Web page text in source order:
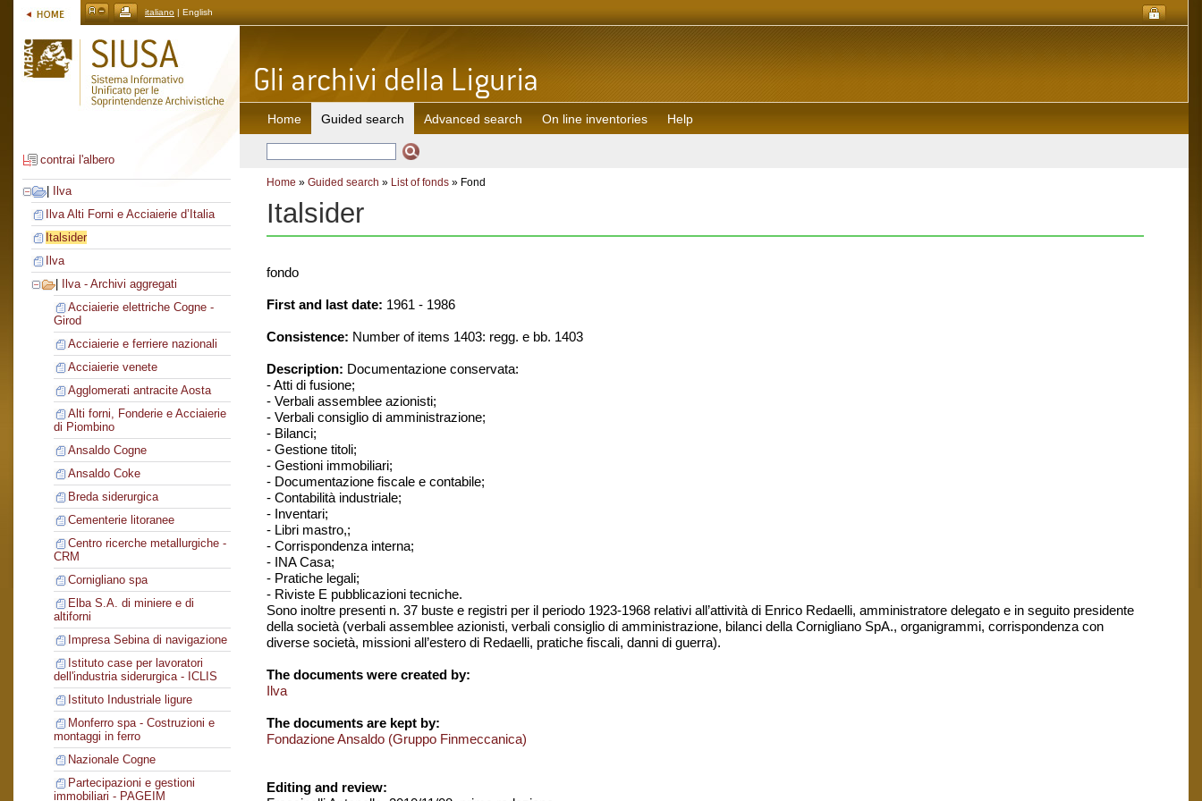
italiano | English
contrai l'albero
Ilva
Ilva Alti Forni e Acciaierie d’Italia
Italsider
Ilva
Ilva - Archivi aggregati
Acciaierie elettriche Cogne -
Girod
Acciaierie e ferriere nazionali
Acciaierie venete
Agglomerati antracite Aosta
Alti forni, Fonderie e Acciaierie
di Piombino
Ansaldo Cogne
Ansaldo Coke
Breda siderurgica
Cementerie litoranee
Centro ricerche metallurgiche -
CRM
Cornigliano spa
Elba S.A. di miniere e di
altiforni
Impresa Sebina di navigazione
Istituto case per lavoratori
dell'industria siderurgica - ICLIS
Istituto Industriale ligure
Monferro spa - Costruzioni e
montaggi in ferro
Nazionale Cogne
Partecipazioni e gestioni
immobiliari - PAGEIM
Home Guided search Advanced search On line inventories Help
Home » Guided search » List of fonds » Fond
Italsider
fondo
First and last date: 1961 - 1986
Consistence: Number of items 1403: regg. e bb. 1403
Description: Documentazione conservata:
- Atti di fusione;
- Verbali assemblee azionisti;
- Verbali consiglio di amministrazione;
- Bilanci;
- Gestione titoli;
- Gestioni immobiliari;
- Documentazione fiscale e contabile;
- Contabilità industriale;
- Inventari;
- Libri mastro,;
- Corrispondenza interna;
- INA Casa;
- Pratiche legali;
- Riviste E pubblicazioni tecniche.
Sono inoltre presenti n. 37 buste e registri per il periodo 1923-1968 relativi all’attività di Enrico Redaelli, amministratore delegato e in seguito presidente
della società (verbali assemblee azionisti, verbali consiglio di amministrazione, bilanci della Cornigliano SpA., organigrammi, corrispondenza con
diverse società, missioni all’estero di Redaelli, pratiche fiscali, danni di guerra).
The documents were created by:
Ilva
The documents are kept by:
Fondazione Ansaldo (Gruppo Finmeccanica)
Editing and review: